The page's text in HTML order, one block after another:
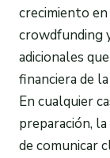
crecimiento en
crowdfunding
adicionales
financiera de
En cualquier
preparación,
de comunicar